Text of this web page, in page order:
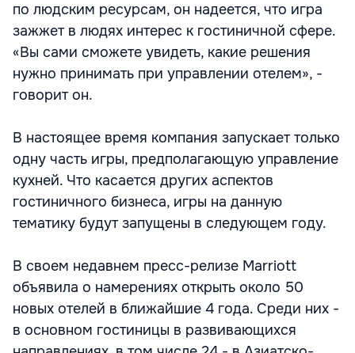
по людским ресурсам, он надеется, что игра
зажжет в людях интерес к гостиничной сфере.
«Вы сами сможете увидеть, какие решения
нужно принимать при управлении отелем», -
говорит он.
В настоящее время компания запускает только
одну часть игры, предполагающую управление
кухней. Что касается других аспектов
гостиничного бизнеса, игры на данную
тематику будут запущены в следующем году.
В своем недавнем пресс-релизе Marriott
объявила о намерениях открыть около 50
новых отелей в ближайшие 4 года. Среди них -
в основном гостиницы в развивающихся